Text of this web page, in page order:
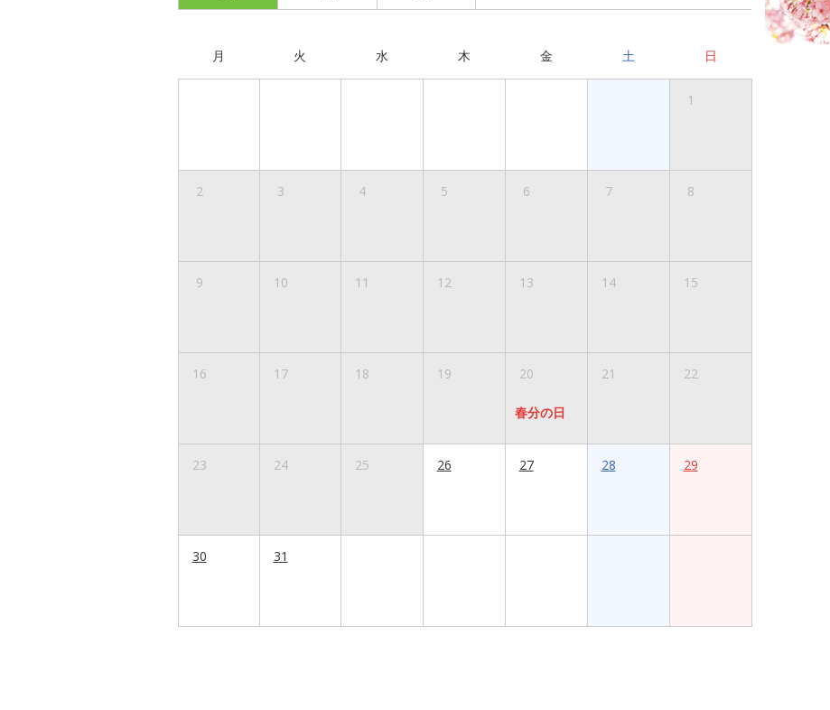
月 火 水 木 金 土 日
1
2 3 4 5 6 7 8
9 10 11 12 13 14 15
16 17 18 19 20
春分の日
21 22
23 24 25 26 27 28 29
30 31